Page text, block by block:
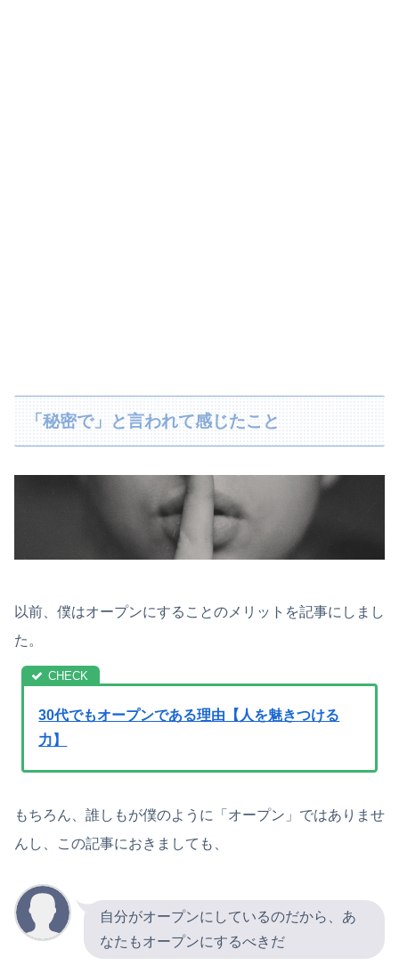
「秘密で」と言われて感じたこと
以前、僕はオープンにすることのメリットを記事にしまし
た。
30代でもオープンである理由【人を魅きつける
力】
もちろん、誰しもが僕のように「オープン」ではありませ
んし、この記事におきましても、
自分がオープンにしているのだから、あ
なたもオープンにするべきだ